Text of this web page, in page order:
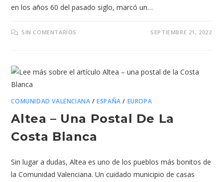
en los años 60 del pasado siglo, marcó un…
SIN COMENTARIOS SEPTIEMBRE 21, 2022
COMUNIDAD VALENCIANA /ESPAÑA / EUROPA
Altea – Una Postal De La
Costa Blanca
Sin lugar a dudas, Altea es uno de los pueblos más bonitos de
la Comunidad Valenciana. Un cuidado municipio de casas